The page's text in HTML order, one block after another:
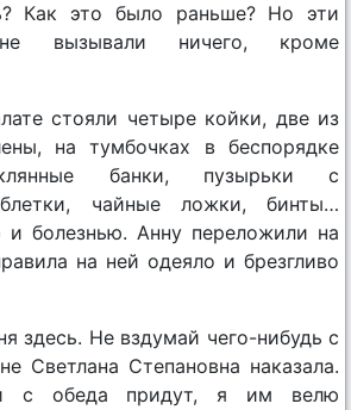
Как это было раньше? Но эти
не вызывали ничего, кроме
стояли четыре койки, две из
на тумбочках в беспорядке
банки, пузырьки с
чайные ложки, бинты…
и болезнью. Анну переложили на
на ней одеяло и брезгливо
здесь. Не вздумай чего-нибудь с
Светлана Степановна наказала.
с обеда придут, я им велю